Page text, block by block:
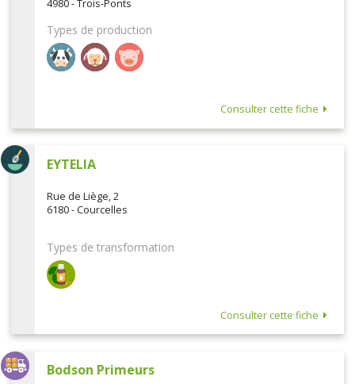
4980 - Trois-Ponts
Types de production
Consulter cette fiche
EYTELIA
Rue de Liège, 2
6180 - Courcelles
Types de transformation
Consulter cette fiche
Bodson Primeurs